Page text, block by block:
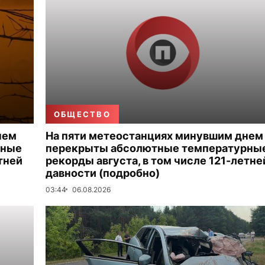
ОБЩЕСТВО
На пяти метеостанциях минувшим днем
перекрыты абсолютные
рекорды августа, в том числе 121-
давности (подробно)
03:44 06.08.2026